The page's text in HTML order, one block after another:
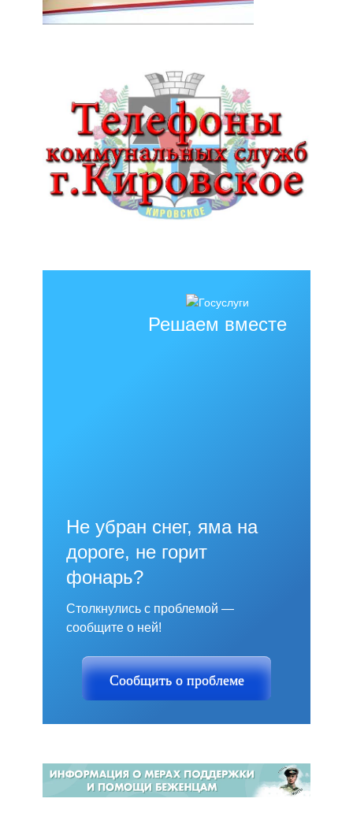
Решаем вместе
Не убран снег, яма на
дороге, не горит
фонарь?
Столкнулись с проблемой —
сообщите о ней!
Сообщить о проблеме